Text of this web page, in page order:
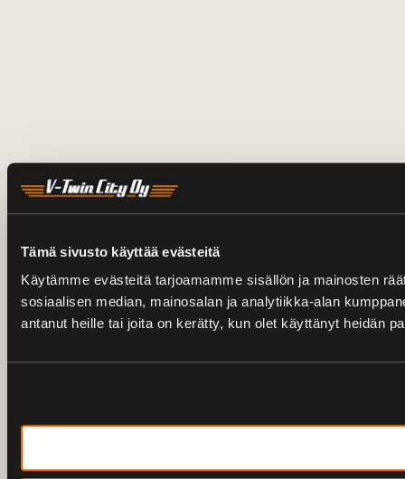
Tämä sivusto käyttää evästeitä
Käytämme evästeitä tarjoamamme sisällön ja mainosten
sosiaalisen median, mainosalan ja analytiikka-alan
antanut heille tai joita on kerätty, kun olet käyttänyt heidän